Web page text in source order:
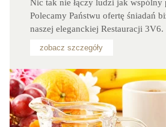
Nic tak nie łączy ludzi jak wspólny
Polecamy Państwu ofertę śniadań
naszej eleganckiej Restauracji 3V6.
zobacz szczegóły